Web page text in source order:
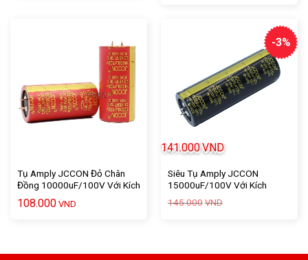
Tụ Amply JCCON Đỏ Chân
Đồng 10000uF/100V Với Kích
Thước 7 X 3,5 – 1 Cái
108.000 VND
-3%
Siêu Tụ Amply JCCON
15000uF/100V Với Kích
Cao – 1 Cái
145.000 VND
141.000VND